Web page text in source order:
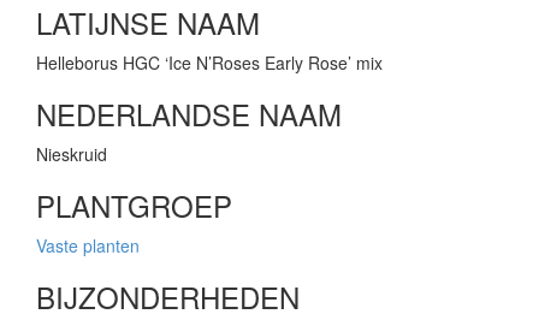
LATIJNSE NAAM
Helleborus HGC ‘Ice N’Roses Early Rose’ mix
NEDERLANDSE NAAM
Nieskruid
PLANTGROEP
Vaste planten
BIJZONDERHEDEN